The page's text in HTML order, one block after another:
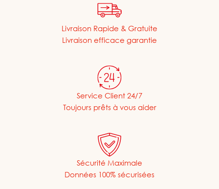
Livraison Rapide & Gratuite
Livraison efficace garantie
Service Client 24/7
Toujours prêts à vous aider
Sécurité Maximale
Données 100% sécurisées